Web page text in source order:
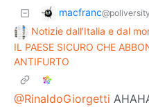
macfranc
Notizie dall'Italia e dal
IL PAESE SICURO CHE
ANTIFURTO
@RinaldoGiorgetti